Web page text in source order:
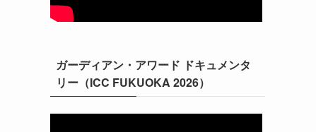
ガーディアン・アワード ドキュメンタ
リー（ICC FUKUOKA 2026）